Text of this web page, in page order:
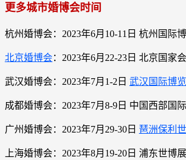
更多城市婚博会时间
杭州婚博会：2023年6月10-11日 杭州国际
北京婚博会：2023年6月22-23日 北京国家
武汉婚博会：2023年7月1-2日 武汉国际博
成都婚博会：2023年7月8-9日 中国西部国
广州婚博会：2023年7月29-30日 琶洲保利
上海婚博会：2023年8月19-20日 浦东世博